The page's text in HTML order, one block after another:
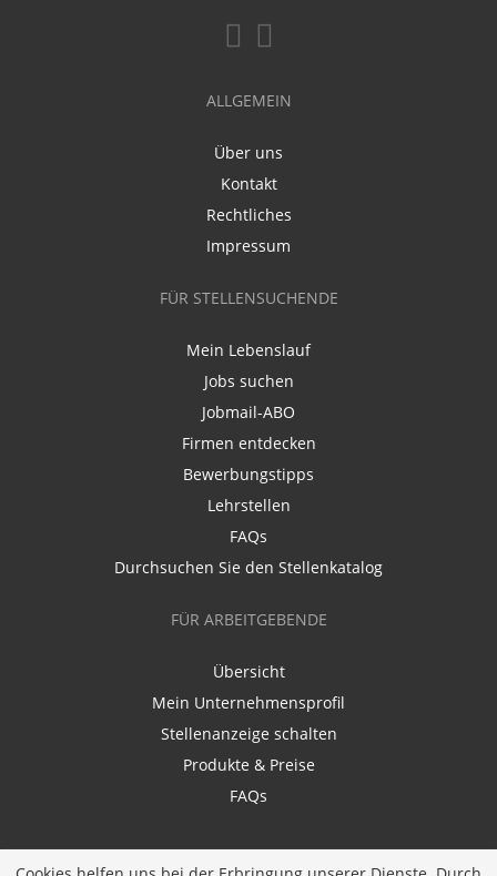
ALLGEMEIN
Über uns
Kontakt
Rechtliches
Impressum
FÜR STELLENSUCHENDE
Mein Lebenslauf
Jobs suchen
Jobmail-ABO
Firmen entdecken
Bewerbungstipps
Lehrstellen
FAQs
Durchsuchen Sie den Stellenkatalog
FÜR ARBEITGEBENDE
Übersicht
Mein Unternehmensprofil
Stellenanzeige schalten
Produkte & Preise
FAQs